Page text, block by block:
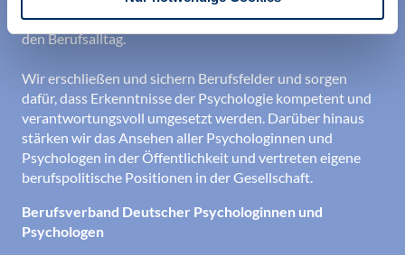
aktueller Informationen aus Wissenschaft und Praxis für
den Berufsalltag.
Wir erschließen und sichern Berufsfelder und sorgen
dafür, dass Erkenntnisse der Psychologie kompetent und
verantwortungsvoll umgesetzt werden. Darüber hinaus
stärken wir das Ansehen aller Psychologinnen und
Psychologen in der Öffentlichkeit und vertreten eigene
berufspolitische Positionen in der Gesellschaft.
Berufsverband Deutscher Psychologinnen und
Psychologen